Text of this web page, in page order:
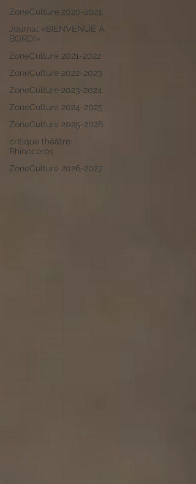
ZoneCulture 2020-2021
Journal «BIENVENUE À
BORD!»
ZoneCulture 2021-2022
ZoneCulture 2022-2023
ZoneCulture 2023-2024
ZoneCulture 2024-2025
ZoneCulture 2025-2026
critique théâtre
Rhinocéros
ZoneCulture 2026-2027